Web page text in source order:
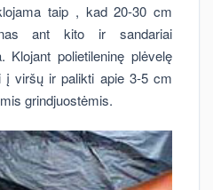
taip , kad 20-30 cm
ant kito ir sandariai
Klojant polietileninę plėvelę
į viršų ir palikti apie 3-5 cm
grindjuostėmis.